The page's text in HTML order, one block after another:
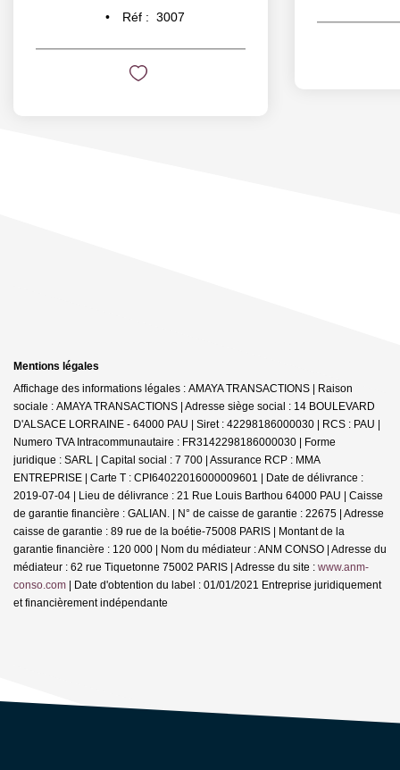
Réf : 3007
Mentions légales
Affichage des informations légales : AMAYA TRANSACTIONS | Raison
sociale : AMAYA TRANSACTIONS | Adresse siège social : 14 BOULEVARD
D'ALSACE LORRAINE - 64000 PAU | Siret : 42298186000030 | RCS : PAU |
Numero TVA Intracommunautaire : FR3142298186000030 | Forme
juridique : SARL | Capital social : 7 700 | Assurance RCP : MMA
ENTREPRISE | Carte T : CPI64022016000009601 | Date de délivrance :
2019-07-04 | Lieu de délivrance : 21 Rue Louis Barthou 64000 PAU | Caisse
de garantie financière : GALIAN. | N° de caisse de garantie : 22675 | Adresse
caisse de garantie : 89 rue de la boétie-75008 PARIS | Montant de la
garantie financière : 120 000 | Nom du médiateur : ANM CONSO | Adresse du
médiateur : 62 rue Tiquetonne 75002 PARIS | Adresse du site : www.anm-
conso.com | Date d'obtention du label : 01/01/2021 Entreprise juridiquement
et financièrement indépendante